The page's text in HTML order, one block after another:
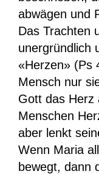
abwägen und
Das Trachten
unergründlich
«Herzen» (Ps
Mensch nur
Gott das Herz
Menschen
aber lenkt
Wenn Maria
bewegt, dann